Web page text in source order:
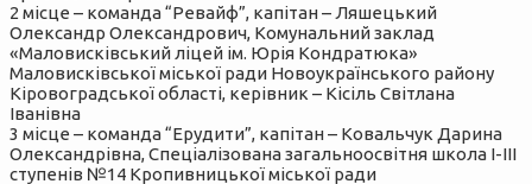
2 місце – команда “Ревайф”, капітан – Ляшецький
Олександр Олександрович, Комунальний заклад
«Маловисківський ліцей ім. Юрія Кондратюка»
Маловисківської міської ради Новоукраїнського району
Кіровоградської області, керівник – Кісіль Світлана
Іванівна
3 місце – команда “Ерудити”, капітан – Ковальчук Дарина
Олександрівна, Спеціалізована загальноосвітня школа І-ІІІ
ступенів №14 Кропивницької міської ради